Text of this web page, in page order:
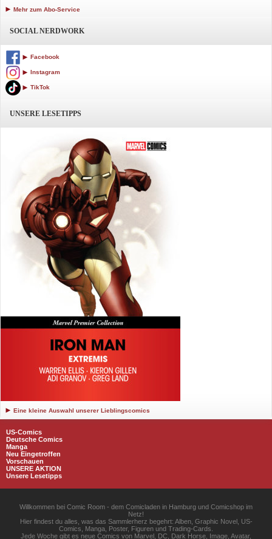
Mehr zum Abo-Service
SOCIAL NERDWORK
Facebook
Instagram
TikTok
UNSERE LESETIPPS
Eine kleine Auswahl unserer Lieblingscomics
US-Comics
Deutsche Comics
Manga
Neu Eingetroffen
Vorschauen
UNSERE AKTION
Unsere Lesetipps
Willkommen bei Comic Room - dem Comicladen in Hamburg und Comicshop im
Netz!
Hier findest du alles, was das Sammlerherz begehrt: Alben, Graphic Novel, US-
Comics, Manga, Poster, Figuren und Trading-Cards.
Jede Woche gibt es neue Comics von Marvel, DC, Dark Horse, Image, Avatar,